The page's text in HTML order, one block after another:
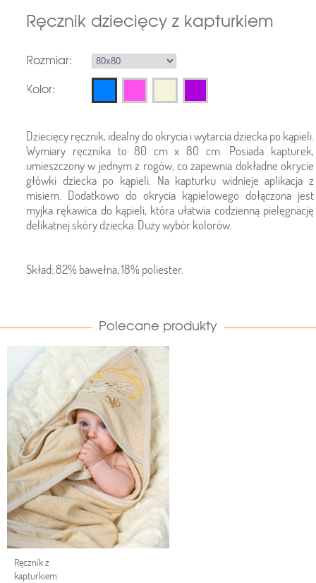
Ręcznik dziecięcy z kapturkiem
Rozmiar:
Kolor:
Dziecięcy ręcznik, idealny do okrycia i wytarcia dziecka po kąpieli.
Wymiary ręcznika to 80 cm x 80 cm. Posiada kapturek,
umieszczony w jednym z rogów, co zapewnia dokładne okrycie
główki dziecka po kąpieli. Na kapturku widnieje aplikacja z
misiem. Dodatkowo do okrycia kąpielowego dołączona jest
myjka rękawica do kąpieli, która ułatwia codzienną pielęgnację
delikatnej skóry dziecka. Duży wybór kolorów.
Skład: 82% bawełna, 18% poliester.
Polecane produkty
Ręcznik z
kapturkiem